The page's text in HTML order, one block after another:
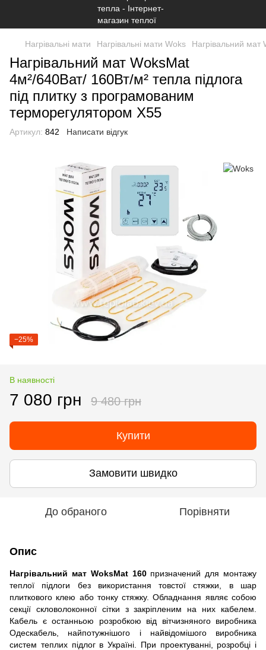
Нагрівальні мати Нагрівальні мати Woks Нагрівальний мат
Нагрівальний мат WoksMat
4м²/640Ват/ 160Вт/м² тепла підлога
під плитку з програмованим
терморегулятором Х55
Артикул: 842 Написати відгук
−25%
В наявності
7 080 грн 9 480 грн
Купити
Замовити швидко
До обраного Порівняти
Опис
Нагрівальний мат WoksMat 160призначений для монтажу
теплої підлоги без використання товстої стяжки, в шар
плиткового клею або тонку стяжку. Обладнання являє собою
секції скловолоконноїсітки з закріпленим на них кабелем.
Кабель є останньою розробкою від вітчизняного виробника
Одескабель, найпотужнішого і найвідомішого виробника
систем теплих підлог в Україні. При проектуванні, розробці і